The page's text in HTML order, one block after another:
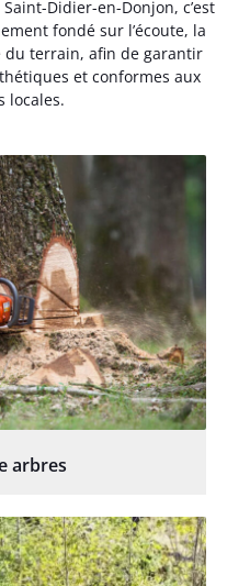
Didier-en-Donjon, c’est
fondé sur l’écoute, la
du terrain, afin de garantir
et conformes aux
locales.
arbres